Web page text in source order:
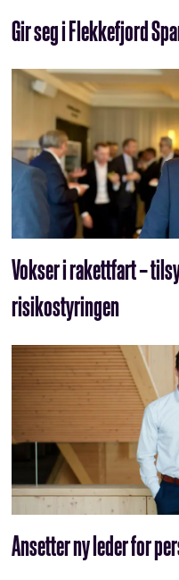
Gir seg i Flekkefjord
Vokser i rakettfart –
risikostyringen
Ansetter ny leder for